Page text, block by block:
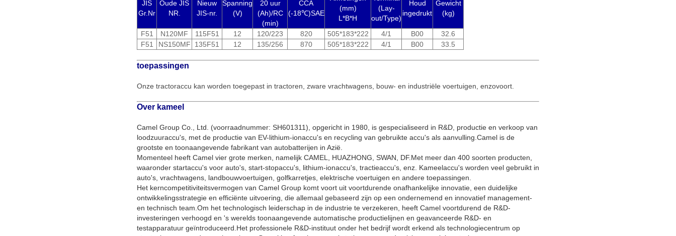
JIS
Gr.Nr
Oude JIS
NR.
Nieuw
JIS-nr.
Spanning
(V)
20 uur
(Ah)/RC
(min)
CCA
(-18℃)SAE
(mm)
L*B*H
(Lay-
out/Type)
Houd
ingedrukt
Gewicht
(kg)
F51 N120MF 115F51 12 120/223 820 505*183*222 4/1 B00
32.6
F51
NS150MF 135F51 12 135/256 870 505*183*222 4/1 B00 33.5
toepassingen
Onze tractoraccu kan worden toegepast in tractoren, zware vrachtwagens, bouw- en industriële voertuigen, enzovoort.
Over kameel
Camel Group Co., Ltd. (voorraadnummer: SH601311), opgericht in 1980, is gespecialiseerd in R&D, productie en verkoop van
loodzuuraccu's, met de productie van EV-lithium-ionaccu's en recycling van gebruikte accu's als aanvulling.Camel is de
grootste en toonaangevende fabrikant van autobatterijen in Azië.
Momenteel heeft Camel vier grote merken, namelijk CAMEL, HUAZHONG, SWAN, DF.Met meer dan 400 soorten producten,
waaronder startaccu's voor auto's, start-stopaccu's, lithium-ionaccu's, tractieaccu's, enz. Kameelaccu's worden veel gebruikt in
auto's, vrachtwagens, landbouwvoertuigen, golfkarretjes, elektrische voertuigen en andere toepassingen.
Het kerncompetitiviteitsvermogen van Camel Group komt voort uit voortdurende onafhankelijke innovatie, een duidelijke
ontwikkelingsstrategie en efficiënte uitvoering, die allemaal gebaseerd zijn op een ondernemend en innovatief management-
en technisch team.Om het technologisch leiderschap in de industrie te verzekeren, heeft Camel voortdurend de R&D-
investeringen verhoogd en 's werelds toonaangevende automatische productielijnen en geavanceerde R&D- en
testapparatuur geïntroduceerd.Het professionele R&D-instituut onder het bedrijf wordt erkend als technologiecentrum op